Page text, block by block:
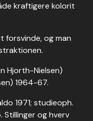
kraftigere kolorit
forsvinde, og man
Hjorth-Nielsen)
1964-67.
1971; studieoph.
Stillinger og hverv